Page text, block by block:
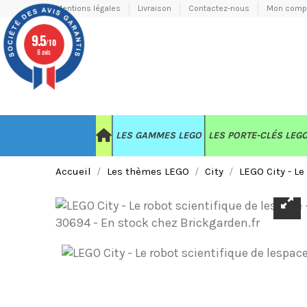
Mentions légales Livraison Contactez-nous Mon
LES GAMMES LEGO LES PORTE-CLÉS
Accueil Les thèmes LEGO City LEGO City -
9.5/10
8 avis